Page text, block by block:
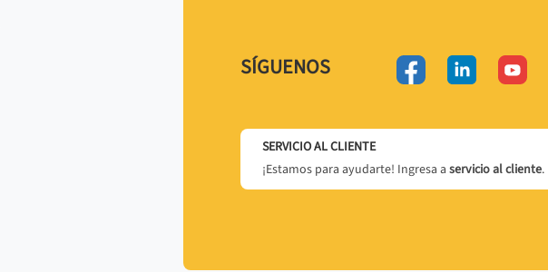
SÍGUENOS
SERVICIO AL CLIENTE
¡Estamos para ayudarte! Ingresa a servicio al cliente.